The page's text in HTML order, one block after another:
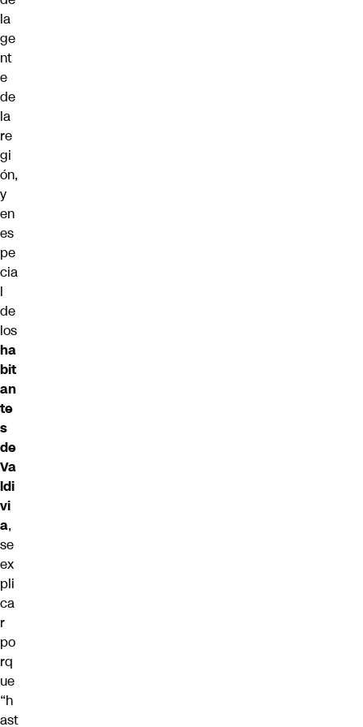
la
ge
nt
e
de
la
re
gi
ón,
y
en
es
pe
cia
l
de
los
ha
bit
an
te
s
de
Va
ldi
vi
a,
se
ex
pli
ca
r
po
rq
ue
“h
ast